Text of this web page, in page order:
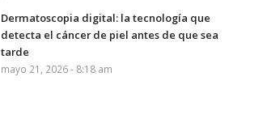
Dermatoscopia digital: la tecnología que
detecta el cáncer de piel antes de que sea
tarde
mayo 21, 2026 - 8:18 am